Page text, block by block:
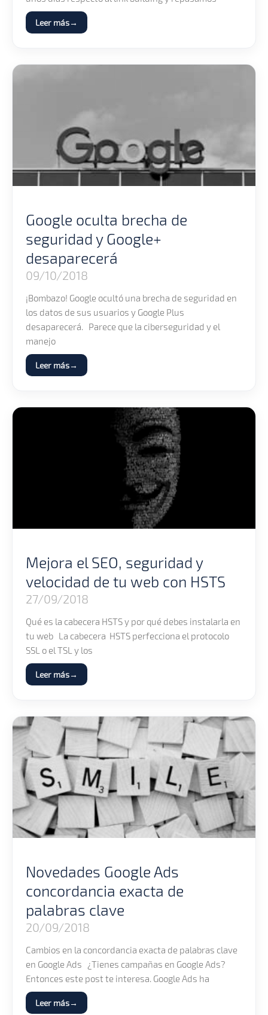
Leer más
Google oculta brecha de
seguridad y Google+
desaparecerá
09/10/2018
¡Bombazo! Google ocultó una brecha de seguridad en
los datos de sus usuarios y Google Plus
desaparecerá. Parece que la ciberseguridad y el
manejo
Leer más
Mejora el SEO, seguridad y
velocidad de tu web con HSTS
27/09/2018
Qué es la cabecera HSTS y por qué debes instalarla en
tu web La cabecera HSTS perfecciona el protocolo
SSL o el TSL y los
Leer más
Novedades Google Ads
concordancia exacta de
palabras clave
20/09/2018
Cambios en la concordancia exacta de palabras clave
en Google Ads ¿Tienes campañas en Google Ads?
Entonces este post te interesa. Google Ads ha
Leer más